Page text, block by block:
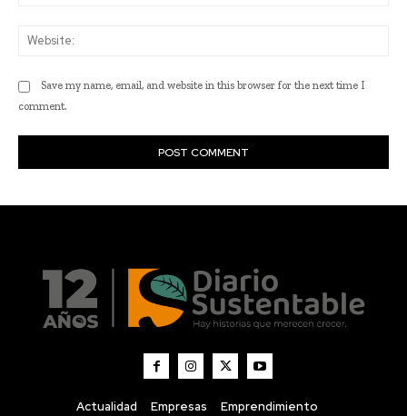
Actualidad Empresas
Emprendimiento